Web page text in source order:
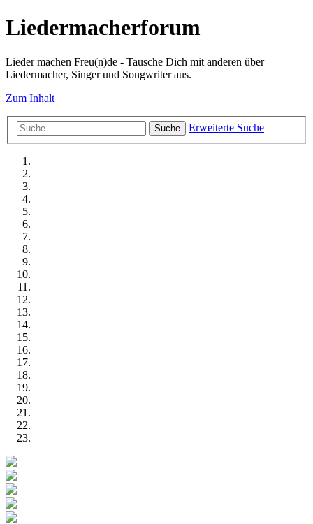
Liedermacherforum
Lieder machen Freu(n)de - Tausche Dich mit anderen über
Liedermacher, Singer und Songwriter aus.
Zum Inhalt
Suche Erweiterte Suche